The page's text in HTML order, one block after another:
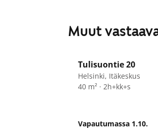
Muut
Tulisuontie 20
Helsinki, Itäkeskus
40 m² · 2h+kk+s
Vapautumassa 1.10.